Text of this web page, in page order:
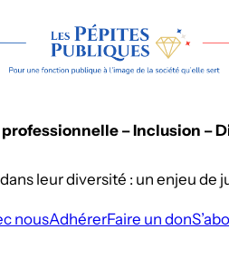
– Inclusion –
leur diversité : un enjeu de
nousAdhérerFaire un don